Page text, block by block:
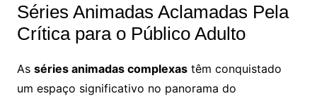
Séries Animadas Aclamadas Pela
Crítica para o Público Adulto
As séries animadas complexastêm conquistado
um espaço significativo no panorama do